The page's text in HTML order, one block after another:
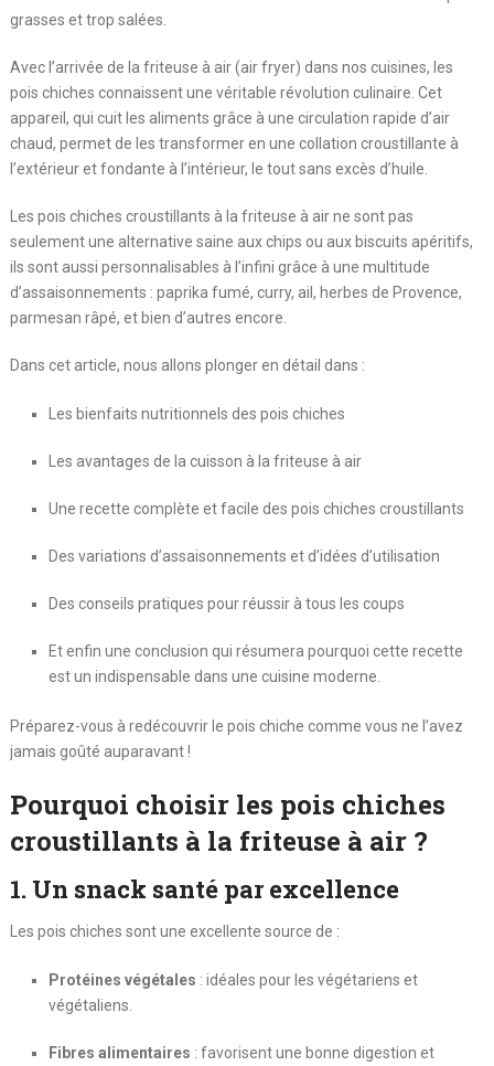
grasses et trop salées.
Avec l’arrivée de la friteuse à air (air fryer) dans nos cuisines, les
pois chiches connaissent une véritable révolution culinaire. Cet
appareil, qui cuit les aliments grâce à une circulation rapide d’air
chaud, permet de les transformer en une collation croustillante à
l’extérieur et fondante à l’intérieur, le tout sans excès d’huile.
Les pois chiches croustillants à la friteuse à air ne sont pas
seulement une alternative saine aux chips ou aux biscuits apéritifs,
ils sont aussi personnalisables à l’infini grâce à une multitude
d’assaisonnements : paprika fumé, curry, ail, herbes de Provence,
parmesan râpé, et bien d’autres encore.
Dans cet article, nous allons plonger en détail dans :
Les bienfaits nutritionnels des pois chiches
Les avantages de la cuisson à la friteuse à air
Une recette complète et facile des pois chiches croustillants
Des variations d’assaisonnements et d’idées d’utilisation
Des conseils pratiques pour réussir à tous les coups
Et enfin une conclusion qui résumera pourquoi cette recette
est un indispensable dans une cuisine moderne.
Préparez-vous à redécouvrir le pois chiche comme vous ne l’avez
jamais goûté auparavant !
Pourquoi choisir les pois chiches
croustillants à la friteuse à air ?
1. Un snack santé par excellence
Les pois chiches sont une excellente source de :
Protéines végétales : idéales pour les végétariens et
végétaliens.
Fibres alimentaires : favorisent une bonne digestion et